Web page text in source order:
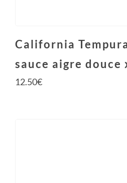
California
sauce aigre douce
12.50€